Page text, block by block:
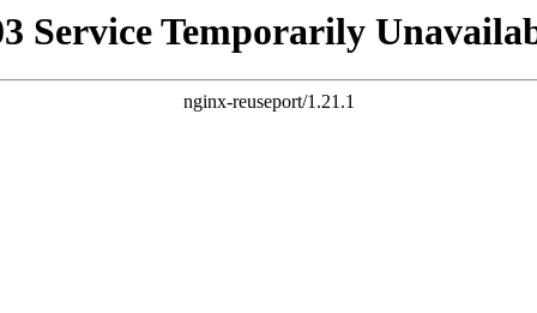
Service Temporarily
nginx-reuseport/1.21.1